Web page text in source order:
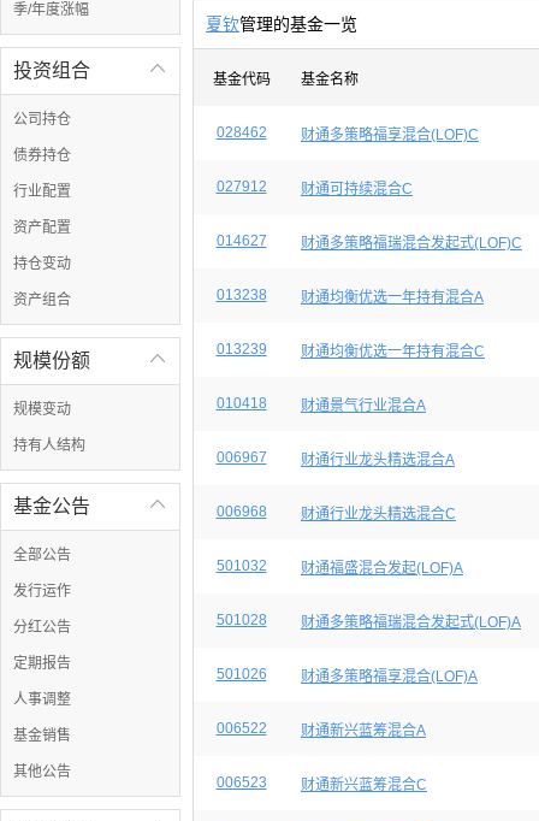
季/年度涨幅

投资组合
公司持仓
债券持仓
行业配置
资产配置
持仓变动
资产组合

规模份额
规模变动
持有人结构

基金公告
全部公告
发行运作
分红公告
定期报告
人事调整
基金销售
其他公告
夏钦管理的基金一览
基金代码 基金名称
028462 财通多策略福享混合(LOF)C
027912 财通可持续混合C
014627 财通多策略福瑞混合发起式(LOF)C
013238 财通均衡优选一年持有混合A
013239 财通均衡优选一年持有混合C
010418 财通景气行业混合A
006967 财通行业龙头精选混合A
006968 财通行业龙头精选混合C
501032 财通福盛混合发起(LOF)A
501028 财通多策略福瑞混合发起式(LOF)A
501026 财通多策略福享混合(LOF)A
006522 财通新兴蓝筹混合A
006523 财通新兴蓝筹混合C